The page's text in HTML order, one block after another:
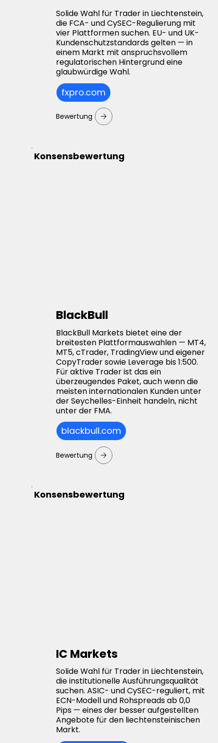
Solide Wahl für Trader in Liechtenstein,
die FCA- und CySEC-Regulierung mit
vier Plattformen suchen. EU- und UK-
Kundenschutzstandards gelten — in
einem Markt mit anspruchsvollem
regulatorischen Hintergrund eine
glaubwürdige Wahl.
fxpro.com
Bewertung
Konsensbewertung
BlackBull
BlackBull Markets bietet eine der
breitesten Plattformauswahlen — MT4,
MT5, cTrader, TradingView und eigener
CopyTrader sowie Leverage bis 1:500.
Für aktive Trader ist das ein
überzeugendes Paket, auch wenn die
meisten internationalen Kunden unter
der Seychelles-Einheit handeln, nicht
unter der FMA.
blackbull.com
Bewertung
Konsensbewertung
IC Markets
Solide Wahl für Trader in Liechtenstein,
die institutionelle Ausführungsqualität
suchen. ASIC- und CySEC-reguliert, mit
ECN-Modell und Rohspreads ab 0,0
Pips — eines der besser aufgestellten
Angebote für den liechtensteinischen
Markt.